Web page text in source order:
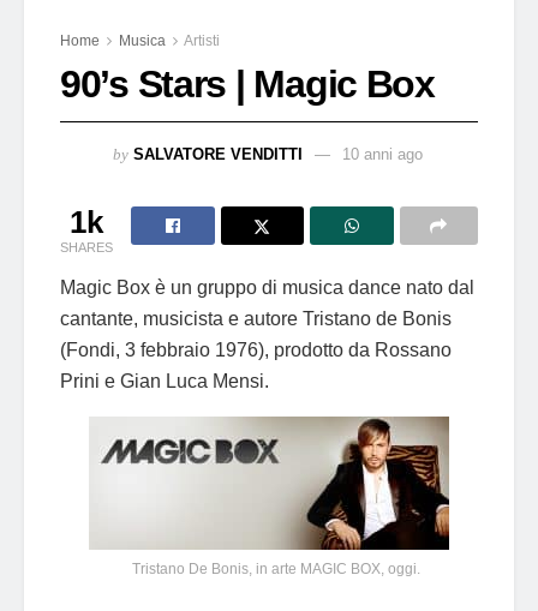
Home Musica Artisti
90’s Stars | Magic Box
by SALVATORE VENDITTI 10 anni ago
1k
SHARES
Magic Box è un gruppo di musica dance nato dal
cantante, musicista e autore Tristano de Bonis
(Fondi, 3 febbraio 1976), prodotto da Rossano
Prini e Gian Luca Mensi.
Tristano De Bonis, in arte MAGIC BOX, oggi.